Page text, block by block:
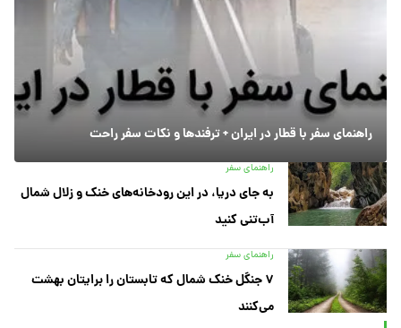
راهنمای سفر با قطار در ایران + ترفندها و نکات سفر راحت
راهنمای سفر
به جای دریا، در این رودخانه‌های خنک و زلال شمال
آب‌تنی کنید
راهنمای سفر
۷ جنگل خنک شمال که تابستان را برایتان بهشت
می‌کنند